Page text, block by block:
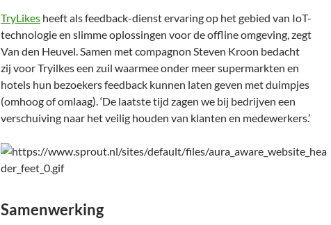
TryLikes heeft als feedback-dienst ervaring op het gebied van IoT-
technologie en slimme oplossingen voor de offline omgeving, zegt
Van den Heuvel. Samen met compagnon Steven Kroon bedacht
zij voor Tryilkes een zuil waarmee onder meer supermarkten en
hotels hun bezoekers feedback kunnen laten geven met duimpjes
(omhoog of omlaag). ‘De laatste tijd zagen we bij bedrijven een
verschuiving naar het veilig houden van klanten en medewerkers.’
Samenwerking